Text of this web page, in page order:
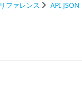
リファレンス API